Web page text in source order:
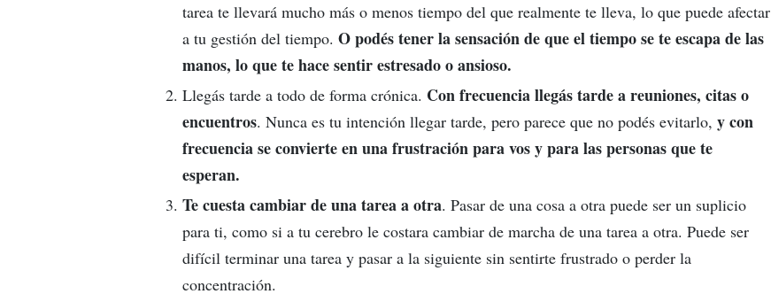
tarea te llevará mucho más o menos tiempo del que realmente te lleva, lo que puede afectar
a tu gestión del tiempo. O podés tener la sensación de que el tiempo se te escapa de las
manos, lo que te hace sentir estresado o ansioso.
Llegás tarde a todo de forma crónica. Con frecuencia llegás tarde a reuniones, citas o
encuentros. Nunca es tu intención llegar tarde, pero parece que no podés evitarlo, y con
frecuencia se convierte en una frustración para vos y para las personas que te
esperan.
Te cuesta cambiar de una tarea a otra. Pasar de una cosa a otra puede ser un suplicio
para ti, como si a tu cerebro le costara cambiar de marcha de una tarea a otra. Puede ser
difícil terminar una tarea y pasar a la siguiente sin sentirte frustrado o perder la
concentración.